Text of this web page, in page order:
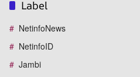
Label
NetinfoNews
NetinfoID
Jambi